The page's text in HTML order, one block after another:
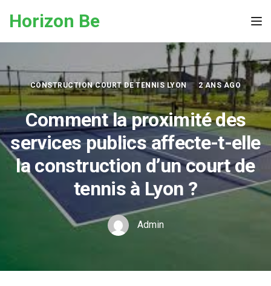
Horizon Be
CONSTRUCTION COURT DE TENNIS LYON 2 ANS AGO
Comment la proximité des
services publics affecte-t-elle
la construction d’un court de
tennis à Lyon ?
Admin